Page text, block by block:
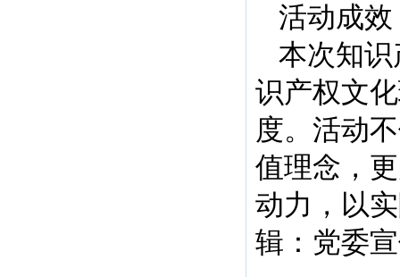
活动成
本次知
识产权文
度。活动
值理念，
动力，以
辑：党委